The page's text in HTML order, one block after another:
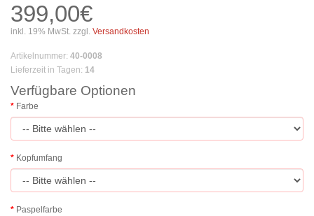
399,00€
inkl. 19% MwSt. zzgl. Versandkosten
Artikelnummer: 40-0008
Lieferzeit in Tagen: 14
Verfügbare Optionen
Farbe
Kopfumfang
Paspelfarbe